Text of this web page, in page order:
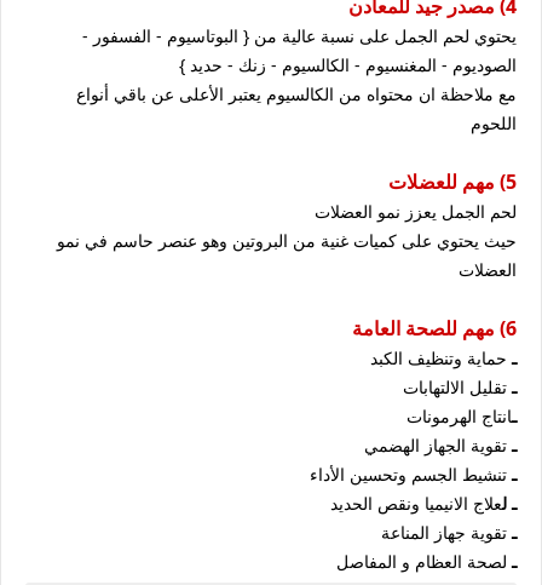
4) مصدر جيد للمعادن
يحتوي لحم الجمل على نسبة عالية من { البوتاسيوم - الفسفور -
الصوديوم - المغنسيوم - الكالسيوم - زنك - حديد }
مع ملاحظة ان محتواه من الكالسيوم يعتبر الأعلى عن باقي أنواع
اللحوم
5) مهم للعضلات
لحم الجمل يعزز نمو العضلات
حيث يحتوي على كميات غنية من البروتين وهو عنصر حاسم في نمو
العضلات
6) مهم للصحة العامة
ـحماية وتنظيف الكبد
ـتقليل الالتهابات
ـانتاج الهرمونات
ـتقوية الجهاز الهضمي
ـتنشيط الجسم وتحسين الأداء
ـ لعلاج الانيميا ونقص الحديد
ـتقوية جهاز المناعة
ـلصحة العظام و المفاصل